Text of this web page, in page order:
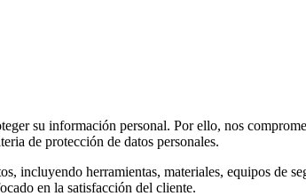
su información personal. Por ello, nos
de protección de datos personales.
incluyendo herramientas, materiales, equipos de
en la satisfacción del cliente.